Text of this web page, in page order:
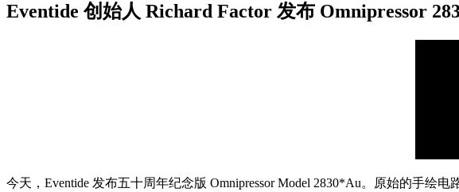
Eventide 创始人 Richard Factor 发布 Omnipressor
今天，Eventide 发布五十周年纪念版 Omnipressor Model 2830*Au。原始的手绘